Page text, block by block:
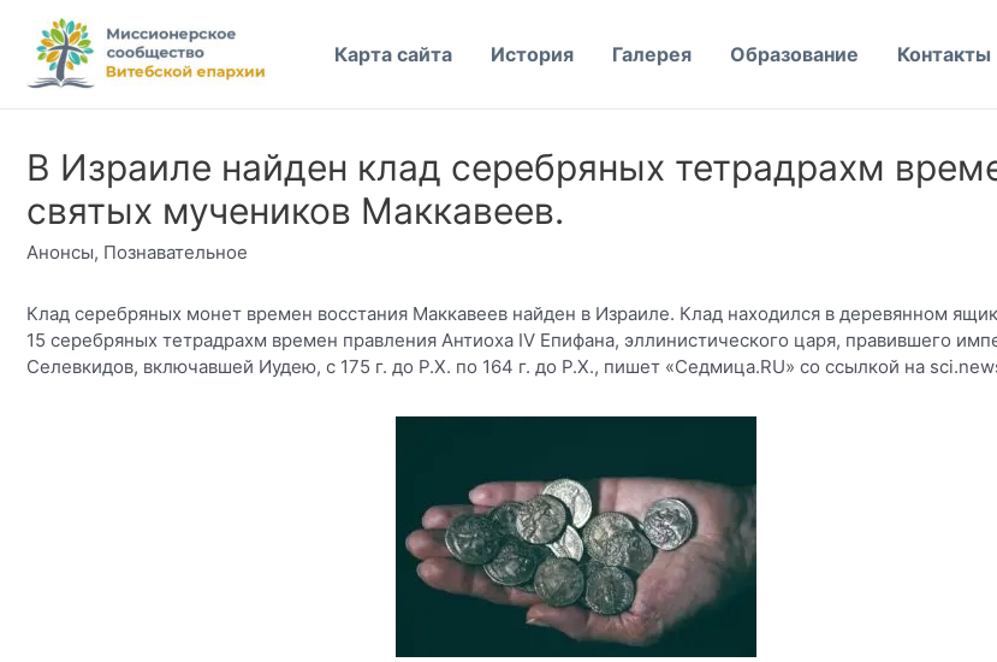
Перейти
содержимому
Карта сайта История Галерея Образование Контакты
В Израиле найден клад серебряных тетрадрахм
святых мучеников Маккавеев.
Анонсы, Познавательное
Клад серебряных монет времен восстания Маккавеев найден в Израиле. Клад находился в деревянном
15 серебряных тетрадрахм времен правления Антиоха IV Епифана, эллинистического царя, правившего
Селевкидов, включавшей Иудею, с 175 г. до Р.Х. по 164 г. до Р.Х., пишет «Cедмица.RU» со ссылкой на